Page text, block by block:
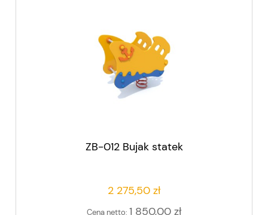
ZB-012 Bujak statek
2 275,50 zł
Cena netto: 1 850,00 zł